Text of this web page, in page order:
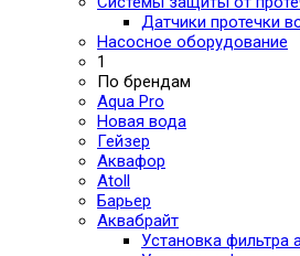
Датчики протечки
Насосное оборудование
1
По брендам
Aqua Pro
Новая вода
Гейзер
Аквафор
Atoll
Барьер
Аквабрайт
Установка фильтра